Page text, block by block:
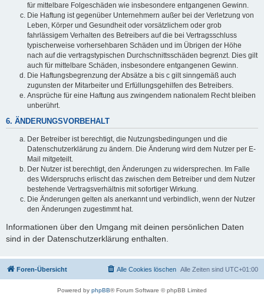
für mittelbare Folgeschäden wie insbesondere entgangenen Gewinn.
Die Haftung ist gegenüber Unternehmern außer bei der Verletzung von
Leben, Körper und Gesundheit oder vorsätzlichem oder grob
fahrlässigem Verhalten des Betreibers auf die bei Vertragsschluss
typischerweise vorhersehbaren Schäden und im Übrigen der Höhe
nach auf die vertragstypischen Durchschnittsschäden begrenzt. Dies gilt
auch für mittelbare Schäden, insbesondere entgangenen Gewinn.
Die Haftungsbegrenzung der Absätze a bis c gilt sinngemäß auch
zugunsten der Mitarbeiter und Erfüllungsgehilfen des Betreibers.
Ansprüche für eine Haftung aus zwingendem nationalem Recht bleiben
unberührt.
6. ÄNDERUNGSVORBEHALT
Der Betreiber ist berechtigt, die Nutzungsbedingungen und die
Datenschutzerklärung zu ändern. Die Änderung wird dem Nutzer per E-
Mail mitgeteilt.
Der Nutzer ist berechtigt, den Änderungen zu widersprechen. Im Falle
des Widerspruchs erlischt das zwischen dem Betreiber und dem Nutzer
bestehende Vertragsverhältnis mit sofortiger Wirkung.
Die Änderungen gelten als anerkannt und verbindlich, wenn der Nutzer
den Änderungen zugestimmt hat.
Informationen über den Umgang mit deinen persönlichen Daten
sind in der Datenschutzerklärung enthalten.
Foren-Übersicht Alle Zeiten sind UTC+01:00
Alle Cookies löschen
Powered by phpBB® Forum Software © phpBB Limited